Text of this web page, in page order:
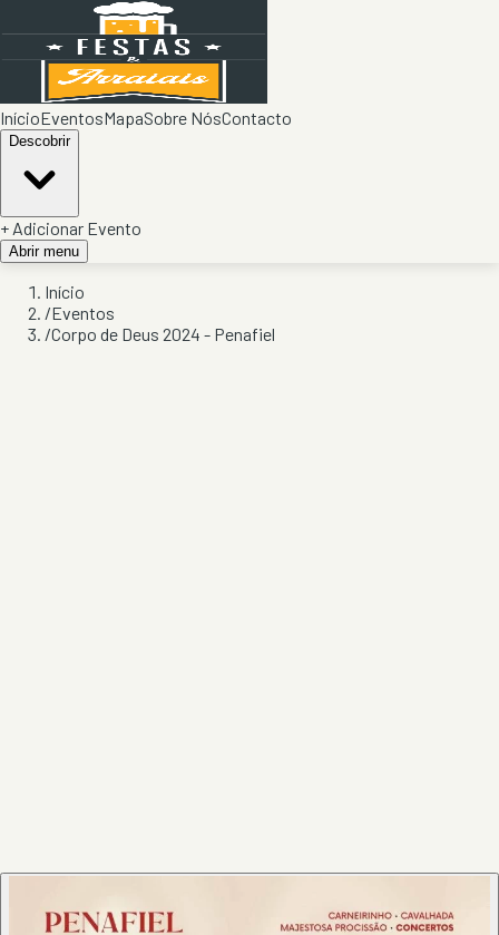
InícioEventosMapaSobre NósContacto
Descobrir
+ Adicionar Evento
Abrir menu
Início
/Eventos
/Corpo de Deus 2024 - Penafiel